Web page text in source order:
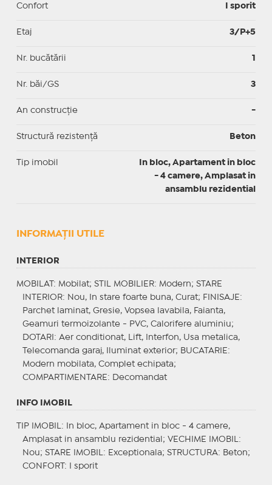
Confort I sporit
Etaj 3/P+5
Nr. bucătării 1
Nr. băi/GS 3
An construcție -
Structură rezistență Beton
Tip imobil
In bloc, Apartament in bloc
- 4 camere, Amplasat in
ansamblu rezidential
INFORMAŢII UTILE
INTERIOR
MOBILAT : Mobilat; STIL MOBILIER: Modern; STARE
INTERIOR: Nou, In stare foarte buna, Curat; FINISAJE :
Parchet laminat, Gresie, Vopsea lavabila, Faianta,
Geamuri termoizolante - PVC, Calorifere aluminiu;
DOTARI : Aer conditionat, Lift, Interfon, Usa metalica,
Telecomanda garaj, Iluminat exterior; BUCATARIE :
Modern mobilata, Complet echipata;
COMPARTIMENTARE : Decomandat
INFO IMOBIL
TIP IMOBIL : In bloc, Apartament in bloc - 4 camere,
Amplasat in ansamblu rezidential; VECHIME IMOBIL :
Nou; STARE IMOBIL : Exceptionala; STRUCTURA: Beton;
CONFORT : I sporit